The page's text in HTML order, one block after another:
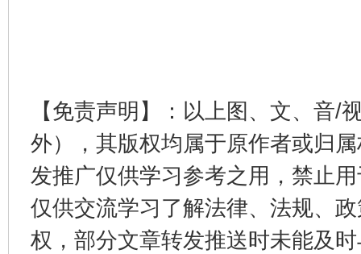
【免责声明】：以上图、文、音/
外），其版权均属于原作者或归
发推广仅供学习参考之用，禁止
仅供交流学习了解法律、法规、
权，部分文章转发推送时未能及
从幼儿园到大学，有这些资助 “